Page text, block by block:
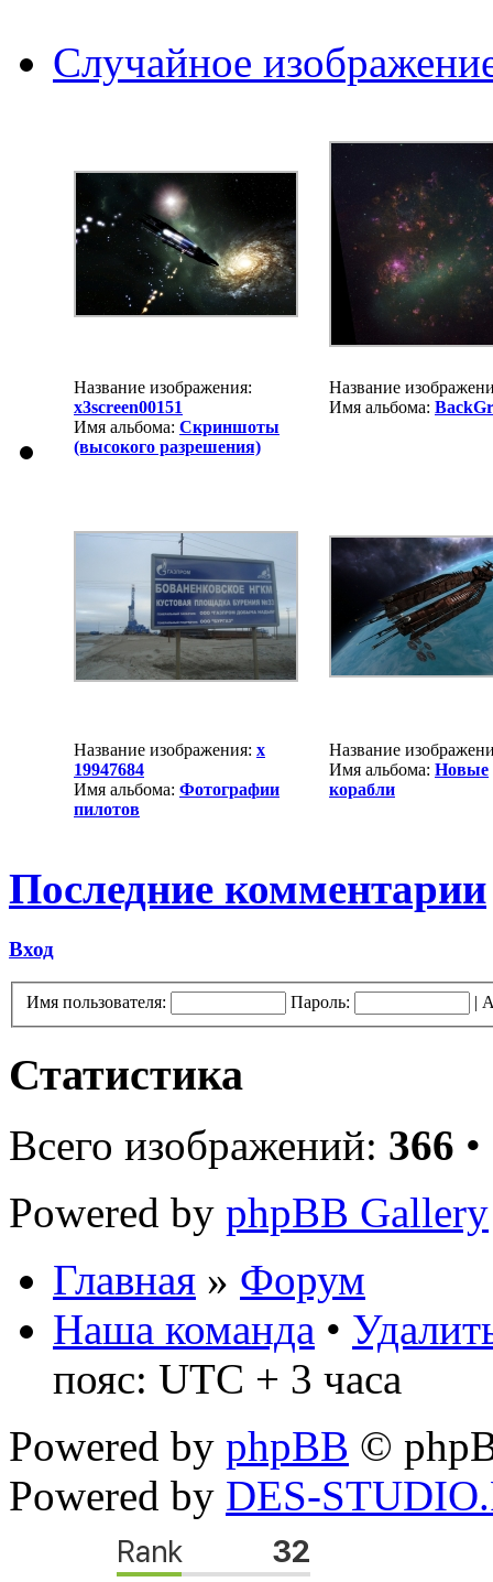
Случайное
Название изображения:
x3screen00151
Имя альбома: Скриншоты
(высокого разрешения)
Название
Имя альбома:
Название изображения: x
19947684
Имя альбома: Фотографии
пилотов
Название
Имя альбома: Новые
корабли
Последние комментарии
Вход
Имя пользователя: Пароль: |
Статистика
Всего изображений: 366
Powered by phpBB Gallery
Главная » Форум
Наша команда •
пояс: UTC + 3 часа
Powered by phpBB ©
Powered by DES-